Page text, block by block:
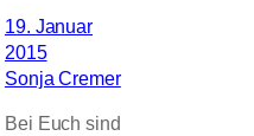
19. Januar
2015
Sonja Cremer
Bei Euch sind